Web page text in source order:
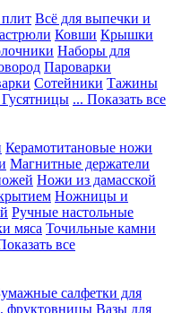
Всё для выпечки и
Ковши Крышки
Наборы для
Пароварки
Сотейники Тажины
... Показать все
Керамотитановые ножи
Магнитные держатели
Ножи из дамасской
Ножницы и
Ручные настольные
мяса Точильные камни
все
салфетки для
фруктовницы Вазы для